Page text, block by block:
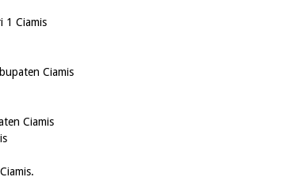
1 Ciamis
Ciamis
Ciamis